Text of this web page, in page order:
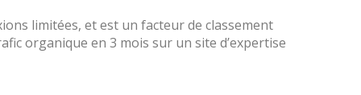
limitées, et est un facteur de classement
organique en 3 mois sur un site d’expertise